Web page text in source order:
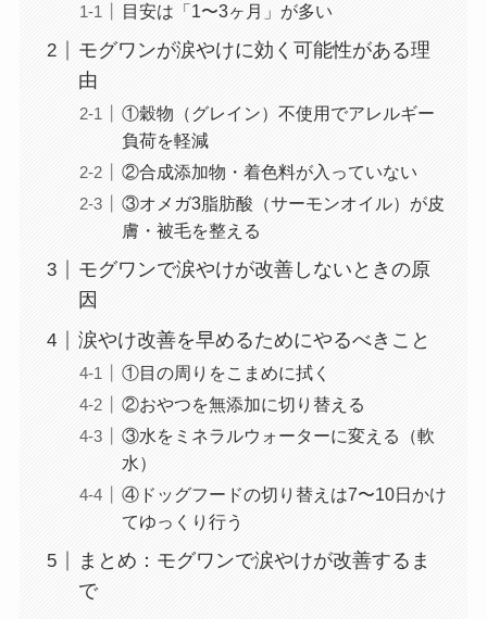
目安は「1〜3ヶ月」が多い
モグワンが涙やけに効く可能性がある理
由
①穀物（グレイン）不使用でアレルギー
負荷を軽減
②合成添加物・着色料が入っていない
③オメガ3脂肪酸（サーモンオイル）が皮
膚・被毛を整える
モグワンで涙やけが改善しないときの原
因
涙やけ改善を早めるためにやるべきこと
①目の周りをこまめに拭く
②おやつを無添加に切り替える
③水をミネラルウォーターに変える（軟
水）
④ドッグフードの切り替えは7〜10日かけ
てゆっくり行う
まとめ：モグワンで涙やけが改善するま
で